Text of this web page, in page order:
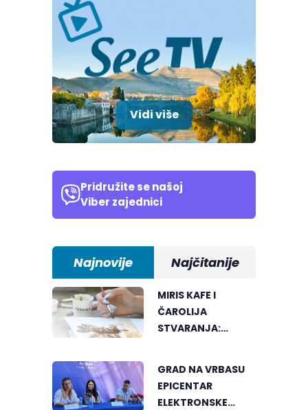
Vidi više
Pridružite se našoj
Viber zajednici
Najnovije Najčitanije
MIRIS KAFE I
ČAROLIJA
STVARANJA:
BANJALUCI
GRAD NA VRBASU
EPICENTAR
ELEKTRONSKE